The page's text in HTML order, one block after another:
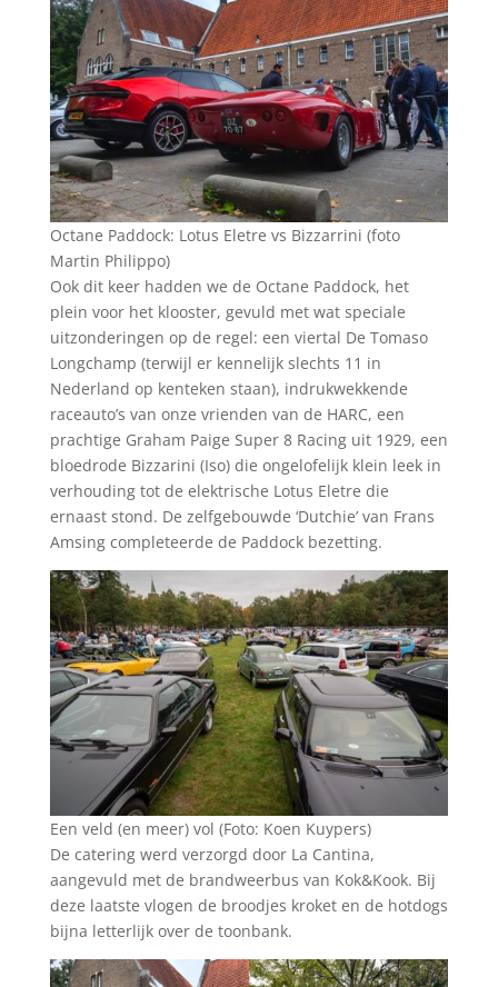
Octane Paddock: Lotus Eletre vs Bizzarrini (foto
Martin Philippo)
Ook dit keer hadden we de Octane Paddock, het
plein voor het klooster, gevuld met wat speciale
uitzonderingen op de regel: een viertal De Tomaso
Longchamp (terwijl er kennelijk slechts 11 in
Nederland op kenteken staan), indrukwekkende
raceauto’s van onze vrienden van de HARC, een
prachtige Graham Paige Super 8 Racing uit 1929, een
bloedrode Bizzarini (Iso) die ongelofelijk klein leek in
verhouding tot de elektrische Lotus Eletre die
ernaast stond. De zelfgebouwde ‘Dutchie’ van Frans
Amsing completeerde de Paddock bezetting.
Een veld (en meer) vol (Foto: Koen Kuypers)
De catering werd verzorgd door La Cantina,
aangevuld met de brandweerbus van Kok&Kook. Bij
deze laatste vlogen de broodjes kroket en de hotdogs
bijna letterlijk over de toonbank.